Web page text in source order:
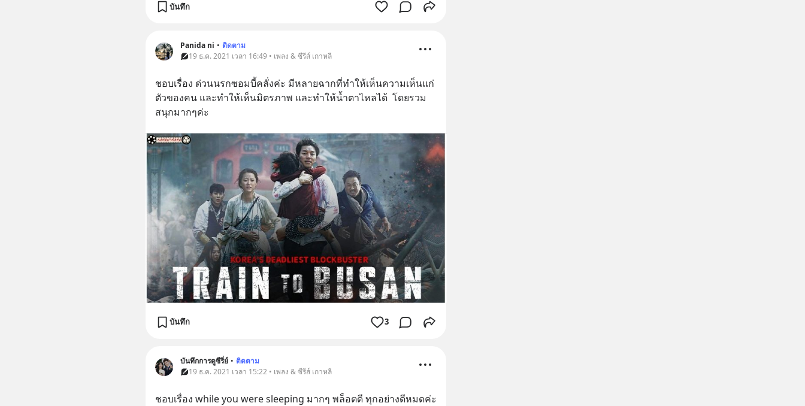
บันทึก
Panida ni • ติดตาม
19 ธ.ค. 2021 เวลา 16:49 • เพลง & ซีรีส์ เกาหลี
ชอบเรื่อง​ ด่วนนรกซอมบี้คลั่งค่ะ​ มีหลายฉากที่ทำให้เห็นความเห็นแก่
ตัวของคน​ และทำให้เห็นมิตรภาพ​ และทำให้น้ำตาไหลได้  โดยรวม
สนุกมากๆค่ะ
บันทึก 3
บันทึกการดูซีรี่ย์ • ติดตาม
19 ธ.ค. 2021 เวลา 15:22 • เพลง & ซีรีส์ เกาหลี
ชอบเรื่อง while you were sleeping มากๆ พล็อตดี ทุกอย่างดีหมดค่ะ